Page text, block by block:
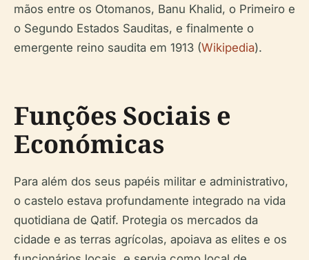
mãos entre os Otomanos, Banu Khalid, o Primeiro e
o Segundo Estados Sauditas, e finalmente o
emergente reino saudita em 1913 (Wikipedia).
Funções Sociais e
Económicas
Para além dos seus papéis militar e administrativo,
o castelo estava profundamente integrado na vida
quotidiana de Qatif. Protegia os mercados da
cidade e as terras agrícolas, apoiava as elites e os